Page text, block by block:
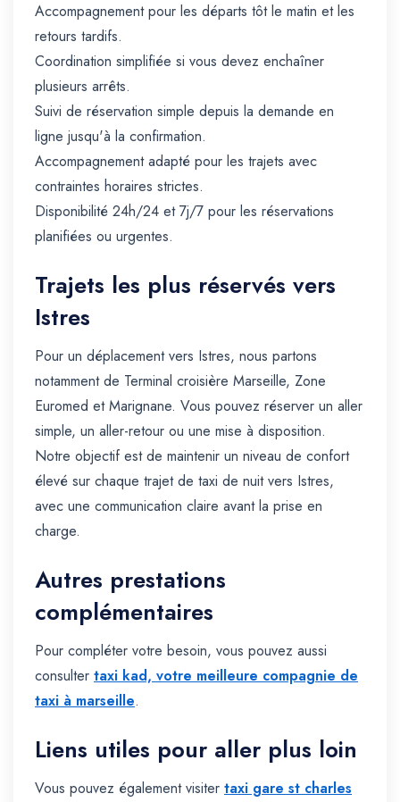
Accompagnement pour les départs tôt le matin et les
retours tardifs.
Coordination simplifiée si vous devez enchaîner
plusieurs arrêts.
Suivi de réservation simple depuis la demande en
ligne jusqu'à la confirmation.
Accompagnement adapté pour les trajets avec
contraintes horaires strictes.
Disponibilité 24h/24 et 7j/7 pour les réservations
planifiées ou urgentes.
Trajets les plus réservés vers
Istres
Pour un déplacement vers Istres, nous partons
notamment de Terminal croisière Marseille, Zone
Euromed et Marignane. Vous pouvez réserver un aller
simple, un aller-retour ou une mise à disposition.
Notre objectif est de maintenir un niveau de confort
élevé sur chaque trajet de taxi de nuit vers Istres,
avec une communication claire avant la prise en
charge.
Autres prestations
complémentaires
Pour compléter votre besoin, vous pouvez aussi
consulter taxi kad, votre meilleure compagnie de
taxi à marseille.
Liens utiles pour aller plus loin
Vous pouvez également visiter taxi gare st charles